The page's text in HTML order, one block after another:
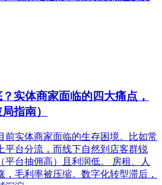
实体商家面临的四大痛点，
指南）
前实体商家面临的生存困境。比如常
平台分流，而线下自然到店客群锐
平台抽佣高）且利润低。 房租、人
，毛利率被压缩。数字化转型滞后，